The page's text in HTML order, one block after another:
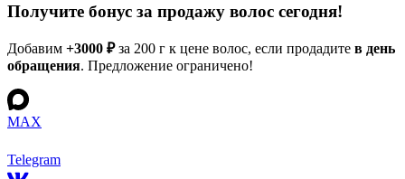
Получите бонус за продажу волос сегодня!
Добавим +3000 ₽за 200 г к цене волос, если продадите в день
обращения. Предложение ограничено!
MAX
Telegram